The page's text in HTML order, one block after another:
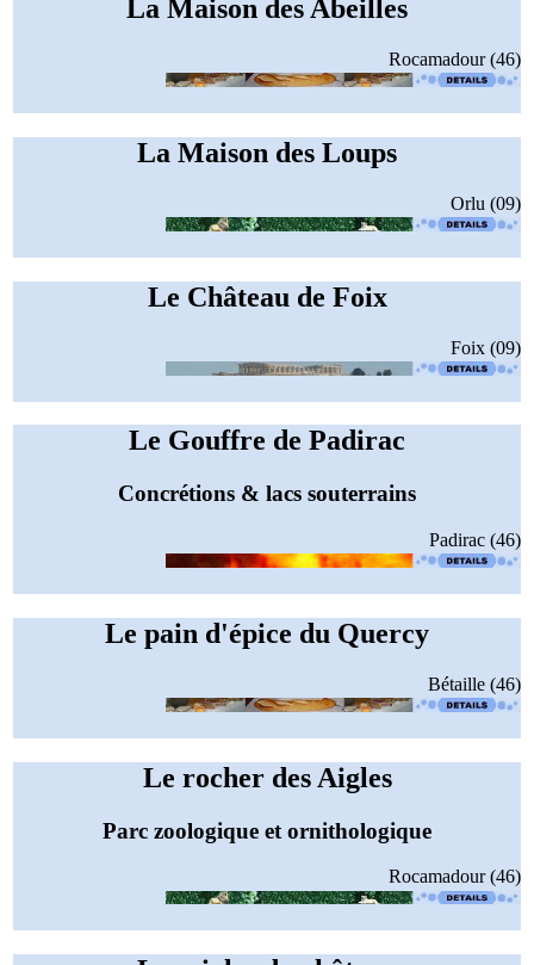
La Maison des Abeilles
Rocamadour (46)
La Maison des Loups
Orlu (09)
Le Château de Foix
Foix (09)
Le Gouffre de Padirac
Concrétions & lacs souterrains
Padirac (46)
Le pain d'épice du Quercy
Bétaille (46)
Le rocher des Aigles
Parc zoologique et ornithologique
Rocamadour (46)